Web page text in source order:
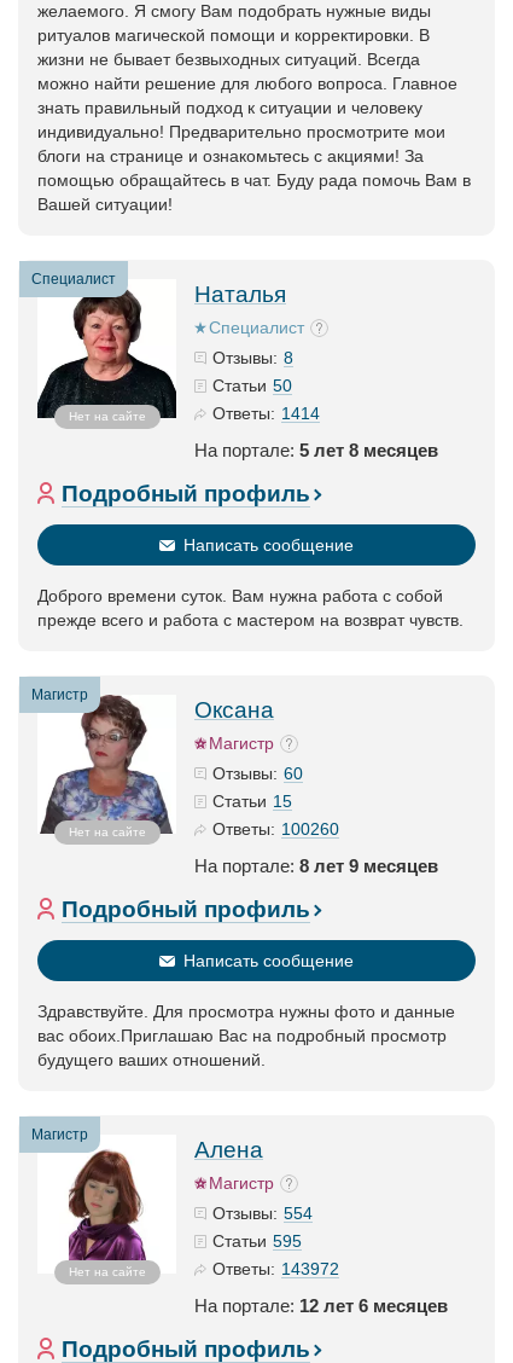
желаемого. Я смогу Вам подобрать нужные виды
ритуалов магической помощи и корректировки. В
жизни не бывает безвыходных ситуаций. Всегда
можно найти решение для любого вопроса. Главное
знать правильный подход к ситуации и человеку
индивидуально! Предварительно просмотрите мои
блоги на странице и ознакомьтесь с акциями! За
помощью обращайтесь в чат. Буду рада помочь Вам в
Вашей ситуации!
Специалист
Нет на сайте
Наталья
Специалист
Отзывы: 8
Статьи 50
Ответы: 1414
На портале: 5 лет 8 месяцев
Подробный профиль
Написать сообщение
Доброго времени суток. Вам нужна работа с собой
прежде всего и работа с мастером на возврат чувств.
Магистр
Нет на сайте
Оксана
Магистр
Отзывы: 60
Статьи 15
Ответы: 100260
На портале: 8 лет 9 месяцев
Подробный профиль
Написать сообщение
Здравствуйте. Для просмотра нужны фото и данные
вас обоих.Приглашаю Вас на подробный просмотр
будущего ваших отношений.
Магистр
Нет на сайте
Алена
Магистр
Отзывы: 554
Статьи 595
Ответы: 143972
На портале: 12 лет 6 месяцев
Подробный профиль